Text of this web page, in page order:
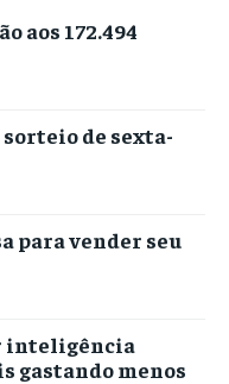
aos 172.494
de sexta-
para vender seu
inteligência
gastando menos